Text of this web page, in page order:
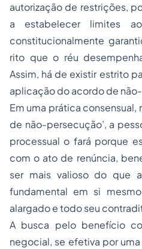
autorização de restrições,
a estabelecer limites
constitucionalmente
rito que o réu
Assim, há de existir estrito
aplicação do acordo de
Em uma prática
de não-persecução’, a
processual o fará porque
com o ato de renúncia,
ser mais valioso do que
fundamental em si
alargado e todo seu
A busca pelo benefício
negocial, se efetiva por